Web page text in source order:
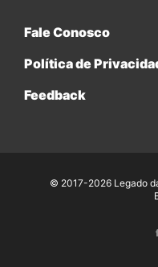
Fale Conosco
Política de
Feedback
© 2017-2026 Legado